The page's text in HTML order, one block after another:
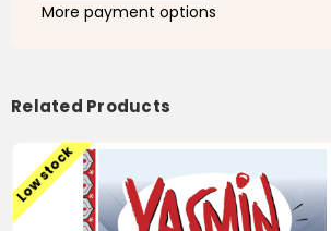
More payment options
Related Products
Low stock